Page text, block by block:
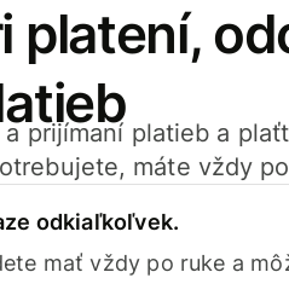
platení,
prijímaní platieb a
máte vždy
odkiaľkoľvek.
mať vždy po ruke a